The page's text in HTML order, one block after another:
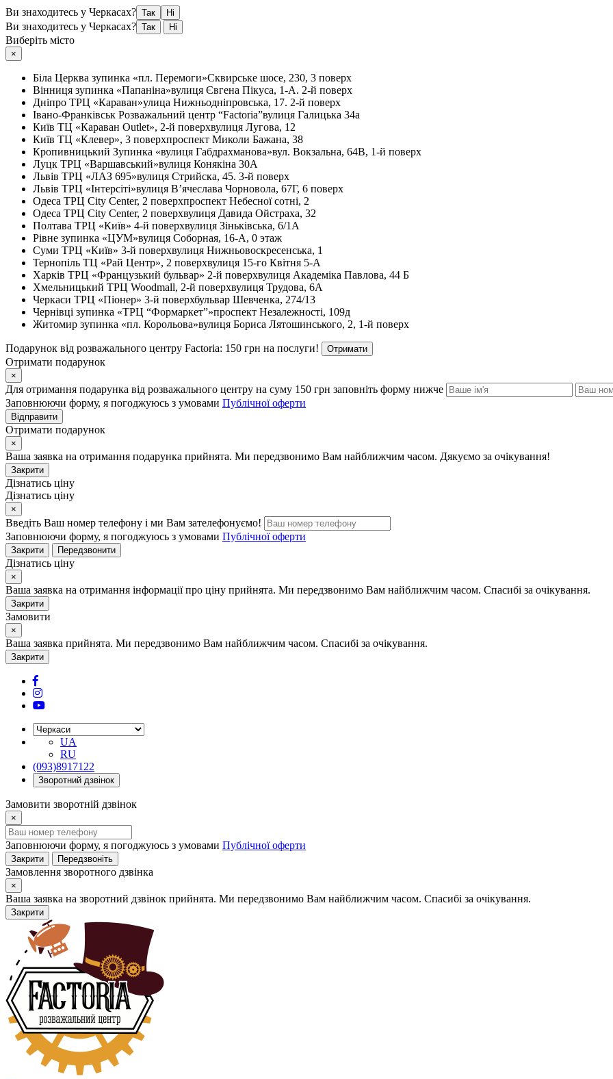
Ви знаходитесь у Черкасах? Так Ні
Ви знаходитесь у Черкасах? Так Ні
Виберіть місто
×
Біла Церква зупинка «пл. Перемоги»Сквирське шосе, 230, 3 поверх
Вінниця зупинка «Папаніна»вулиця Євгена Пікуса, 1-А. 2-й поверх
Дніпро ТРЦ «Караван»улица Нижньодніпровська, 17. 2-й поверх
Івано-Франківськ Розважальний центр “Factoria”вулиця Галицька 34а
Київ ТЦ «Караван Outlet», 2-й поверхвулиця Лугова, 12
Київ ТЦ «Клевер», 3 поверхпроспект Миколи Бажана, 38
Кропивницький Зупинка «вулиця Габдрахманова»вул. Вокзальна, 64В, 1-й поверх
Луцк ТРЦ «Варшавський»вулиця Конякіна 30А
Львів ТРЦ «ЛАЗ 695»вулиця Стрийска, 45. 3-й поверх
Львів ТРЦ «Інтерсіті»вулиця В’ячеслава Чорновола, 67Г, 6 поверх
Одеса ТРЦ City Center, 2 поверхпроспект Небесної сотні, 2
Одеса ТРЦ City Center, 2 поверхвулиця Давида Ойстраха, 32
Полтава ТРЦ «Київ» 4-й поверхвулиця Зіньківська, 6/1А
Рівне зупинка «ЦУМ»вулиця Соборная, 16-А, 0 этаж
Суми ТРЦ «Київ» 3-й поверхвулиця Нижньовоскресенська, 1
Тернопіль ТЦ «Рай Центр», 2 поверхвулиця 15-го Квітня 5-А
Харків ТРЦ «Французький бульвар» 2-й поверхвулиця Академіка Павлова, 44 Б
Хмельницький ТРЦ Woodmall, 2-й поверхвулиця Трудова, 6А
Черкаси ТРЦ «Піонер» 3-й поверхбульвар Шевченка, 274/13
Чернівці зупинка «ТРЦ “Формаркет”»проспект Незалежності, 109д
Житомир зупинка «пл. Корольова»вулиця Бориса Лятошинського, 2, 1-й поверх
Подарунок від розважального центру Factoria: 150 грн на послуги! Отримати
Отримати подарунок
×
Для отримання подарунка від розважального центру на суму 150 грн заповніть форму нижче
Заповнюючи форму, я погоджуюсь з умовами Публічної оферти
Відправити
Отримати подарунок
×
Ваша заявка на отримання подарунка прийнята. Ми передзвонимо Вам найближчим часом. Дякуємо за очікування!
Закрити
Дізнатись ціну
Дізнатись ціну
×
Введіть Ваш номер телефону і ми Вам зателефонуємо!
Заповнюючи форму, я погоджуюсь з умовами Публічної оферти
Закрити Передзвонити
Дізнатись ціну
×
Ваша заявка на отримання інформації про ціну прийнята. Ми передзвонимо Вам найближчим часом. Спасибі за очікування.
Закрити
Замовити
×
Ваша заявка прийнята. Ми передзвонимо Вам найближчим часом. Спасибі за очікування.
Закрити
UA
RU
(093)8917122
Зворотний дзвінок
Замовити зворотній дзвінок
×
Заповнюючи форму, я погоджуюсь з умовами Публічної оферти
Закрити Передзвоніть
Замовлення зворотного дзвінка
×
Ваша заявка на зворотний дзвінок прийнята. Ми передзвонимо Вам найближчим часом. Спасибі за очікування.
Закрити